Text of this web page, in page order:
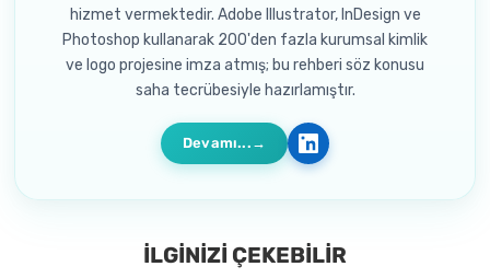
hizmet vermektedir. Adobe Illustrator, InDesign ve
Photoshop kullanarak 200'den fazla kurumsal kimlik
ve logo projesine imza atmış; bu rehberi söz konusu
saha tecrübesiyle hazırlamıştır.
Devamı...
İLGİNİZİ ÇEKEBİLİR